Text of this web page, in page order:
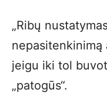
„Ribų
jeigu iki tol
„patogūs“.